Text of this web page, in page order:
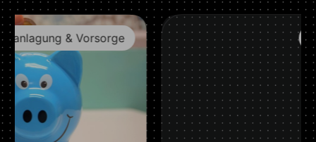
Ausbildung & Beruf